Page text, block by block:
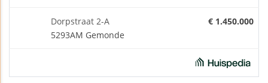
Dorpstraat 2-A
5293AM Gemonde
€ 1.450.000